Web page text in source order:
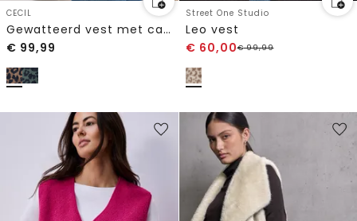
CECIL
Gewatteerd vest met capuchon en zakken
€ 99,99
Street One Studio
Leo vest
€ 60,00€99,99